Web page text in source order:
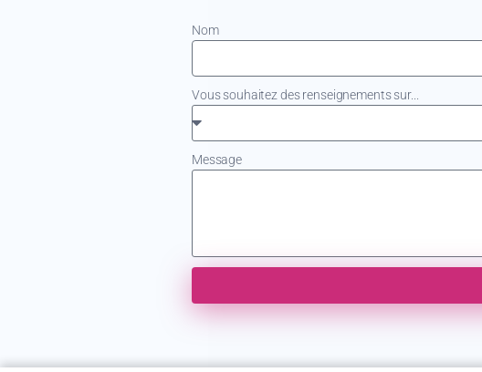
Nom
Vous souhaitez des renseignements sur...
Message